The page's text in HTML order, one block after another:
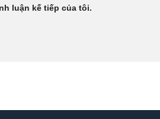
luận kế tiếp của tôi.